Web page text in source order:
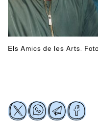
Els Amics de les Arts.